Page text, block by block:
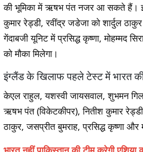
की भूमिका में ऋषभ पंत नजर आ सकते हैं।
कुमार रेड्डी, रवींद्र जडेजा को शार्दुल
गेंदाबजी यूनिट में प्रसिद्ध कृष्णा, मोहम्मद
को मौका मिलेगा।
इंग्लैंड के खिलाफ पहले टेस्ट में भारत
केएल राहुल, यशस्वी जायसवाल, शुभमन
ऋषभ पंत (विकेटकीपर), नितीश कुमार
ठाकुर, जसप्रीत बुमराह, प्रसिद्ध कृष्णा और